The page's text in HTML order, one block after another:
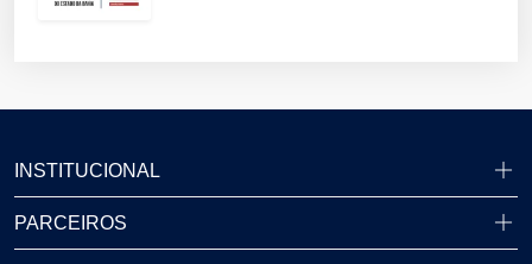
INSTITUCIONAL
PARCEIROS